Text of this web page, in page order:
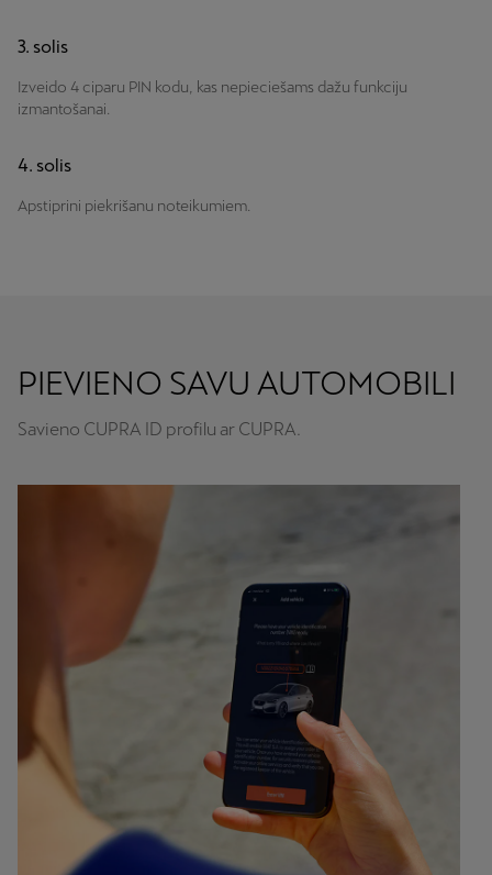
3. solis
Izveido 4 ciparu PIN kodu, kas nepieciešams dažu funkciju
izmantošanai.
4. solis
Apstiprini piekrišanu noteikumiem.
PIEVIENO SAVU AUTOMOBILI
Savieno CUPRA ID profilu ar CUPRA.